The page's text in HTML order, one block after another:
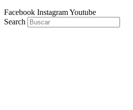
Facebook InstagramYoutube
Search